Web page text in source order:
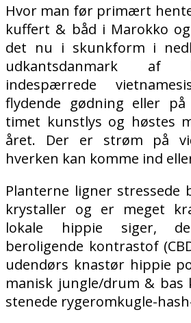
Hvor man før primært
kuffert & båd i Marokko
det nu i skunkform i
udkantsdanmark af
indespærrede
flydende gødning eller
timet kunstlys og høstes
året. Der er strøm på
hverken kan komme ind
Planterne ligner stressede
krystaller og er meget
lokale hippie siger,
beroligende kontrastof
udendørs knastør hippie
manisk jungle/drum & bas
stenede rygeromkugle-